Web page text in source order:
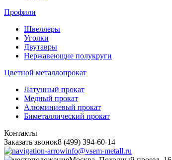
Профили
Швеллеры
Уголки
Двутавры
Нержавеющие полукруги
Цветной металлопрокат
Латунный прокат
Медный прокат
Алюминиевый прокат
Биметаллический прокат
Контакты
Заказать звонок8 (499) 394-60-14
info@vsem-metall.ru